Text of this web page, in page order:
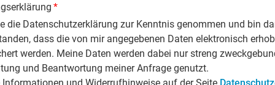
*
die Datenschutzerklärung zur Kenntnis genommen und bin
dass die von mir angegebenen Daten elektronisch
werden. Meine Daten werden dabei nur streng
und Beantwortung meiner Anfrage genutzt.